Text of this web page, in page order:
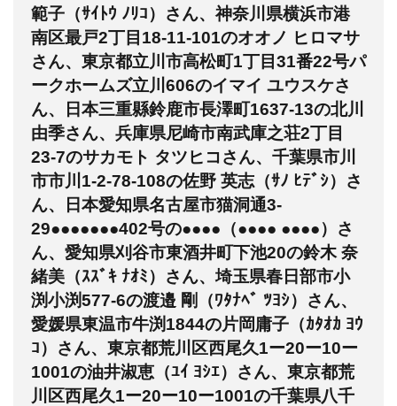
範子（ｻｲﾄｳ ﾉﾘｺ）さん、神奈川県横浜市港
南区最戸2丁目18-11-101のオオノ ヒロマサ
さん、東京都立川市高松町1丁目31番22号パ
ークホームズ立川606のイマイ ユウスケさ
ん、日本三重縣鈴鹿市長澤町1637-13の北川
由季さん、兵庫県尼崎市南武庫之荘2丁目
23-7のサカモト タツヒコさん、千葉県市川
市市川1-2-78-108の佐野 英志（ｻﾉ ﾋﾃﾞｼ）さ
ん、日本愛知県名古屋市猫洞通3-
29●●●●●●●402号の●●●●（●●●● ●●●●）さ
ん、愛知県刈谷市東酒井町下池20の鈴木 奈
緒美（ｽｽﾞｷ ﾅｵﾐ）さん、埼玉県春日部市小
渕小渕577-6の渡邉 剛（ﾜﾀﾅﾍﾞ ﾂﾖｼ）さん、
愛媛県東温市牛渕1844の片岡庸子（ｶﾀｵｶ ﾖｳ
ｺ）さん、東京都荒川区西尾久1ー20ー10ー
1001の油井淑恵（ﾕｲ ﾖｼｴ）さん、東京都荒
川区西尾久1ー20ー10ー1001の千葉県八千